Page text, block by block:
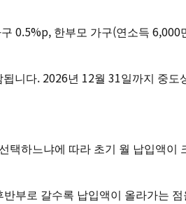
0.5%p, 한부모 가구(연소득
니다. 2026년 12월 31일까지 중
하느냐에 따라 초기 월 납입액
부로 갈수록 납입액이 올라가는